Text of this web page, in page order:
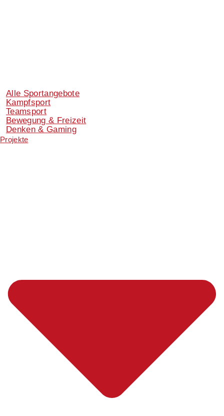
Alle Sportangebote
Kampfsport
Teamsport
Bewegung & Freizeit
Denken & Gaming
Projekte